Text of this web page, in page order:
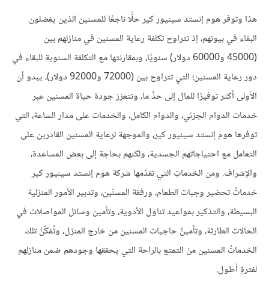
هذا وتوفر هوم إنستد سينيور كير حلًّا ناجعًا للمسنين الذين يفضلون
البقاء في بيوتهم، إذ تتراوح تكلفة رعاية المسنين في منازلهم بين
(45000 و60000 دولار) سنويًا، وبمقارنتها مع التكلفة السنوية للبقاء في
دور رعاية المسنين؛ التي تتراوح بين (72000 و92000 دولار)، يبدو أن
الأولى أكثر توفيرًا للمال إلى حدٍّ ما، وتتعزز جودة حياة المسنين عبر
خدمات الدوام الجزئي، والدوام الكامل، والخدمات على مدار الساعة، التي
توفرها هوم إنستد سينيور كير، والموجهة لرعاية المسنين القادرين على
التعامل مع احتياجاتهم الجسدية، ولكنهم بحاجة إلى بعض المساعدة،
والإشراف. ومن الخدماتِ التي تقدّمها شركة هوم إنستد سينيور كير
خدماتُ تحضير وجبات الطعام، ورفقة المسنّين، وتدبير الأمور المنزلية
البسيطة، والتذكير بمواعيد تناول الأدوية، وتأمين وسائل المواصلات في
الحالات الطارئة، وتأمينُ حاجيات المسنين من خارج المنزل، وتُمَكِّنُ تلك
الخدماتُ المسنين منَ التمتع بالراحة التي يحققها وجودهم ضمن منازلهم
لفترةٍ أطول.